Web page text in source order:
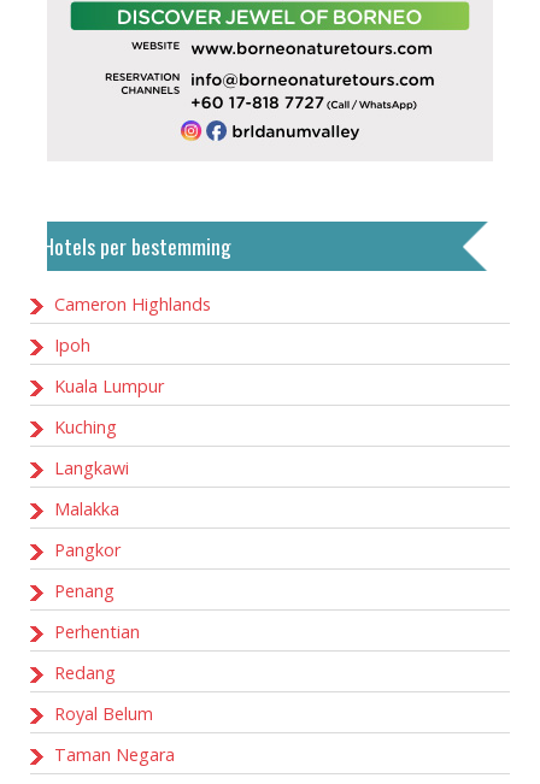
Hotels per bestemming
Cameron Highlands
Ipoh
Kuala Lumpur
Kuching
Langkawi
Malakka
Pangkor
Penang
Perhentian
Redang
Royal Belum
Taman Negara